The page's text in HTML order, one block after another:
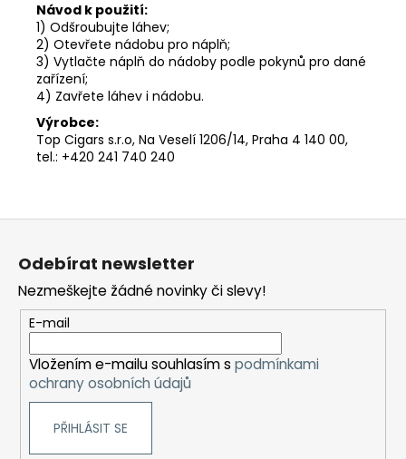
Návod k použití:
1) Odšroubujte láhev;
2) Otevřete nádobu pro náplň;
3) Vytlačte náplň do nádoby podle pokynů pro dané
zařízení;
4) Zavřete láhev i nádobu.
Výrobce:
Top Cigars s.r.o, Na Veselí 1206/14, Praha 4 140 00,
tel.: +420 241 740 240
Odebírat newsletter
Nezmeškejte žádné novinky či slevy!
E-mail
Vložením e-mailu souhlasím s podmínkami
ochrany osobních údajů
PŘIHLÁSIT SE